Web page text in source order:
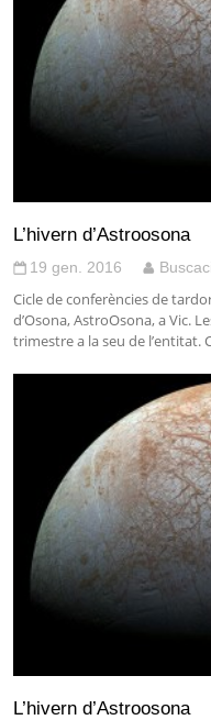
L’hivern d’Astroosona
19 gen. 2016
Cicle de conferències de
d’Osona, AstroOsona, a Vic.
trimestre a la seu de l’entitat.
L’hivern d’Astroosona